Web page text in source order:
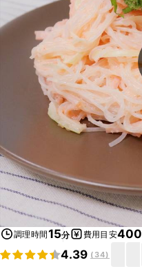
調理時間15分 費用目安400
4.39 ( 34)